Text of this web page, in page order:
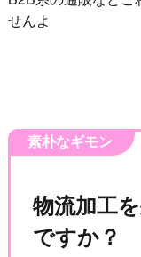
せんよ
素朴なギモン
物流加工
ですか？